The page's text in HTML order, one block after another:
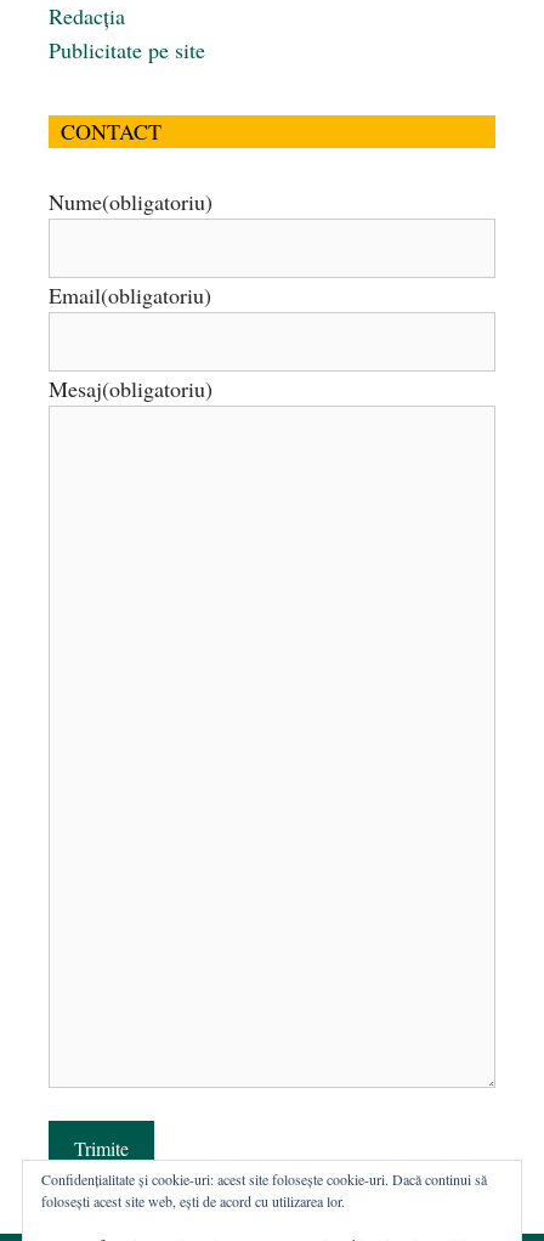
Redacția
Publicitate pe site
CONTACT
Nume(obligatoriu)
Email(obligatoriu)
Mesaj(obligatoriu)
Trimite
Confidențialitate și cookie-uri: acest site folosește cookie-uri. Dacă continui să
folosești acest site web, ești de acord cu utilizarea lor.